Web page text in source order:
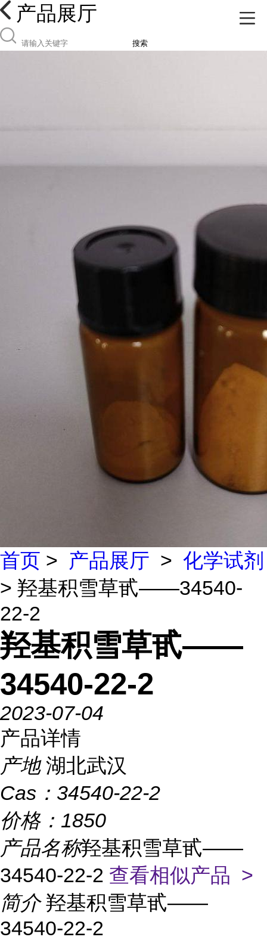
产品展厅
搜索
首页 > 产品展厅 > 化学试剂
> 羟基积雪草甙——34540-
22-2
羟基积雪草甙——
34540-22-2
2023-07-04
产品详情
产地 湖北武汉
Cas： 34540-22-2
价格： 1850
产品名称羟基积雪草甙——
34540-22-2 查看相似产品 >
简介 羟基积雪草甙——
34540-22-2